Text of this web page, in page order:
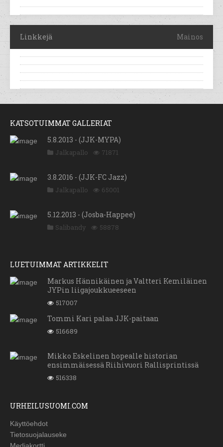
Linkkejä Mainos
KATSOTUIMMAT GALLERIAT
5.8.2013 - (JJK-MYPA)
Jalkapallo 71871
3.8.2016 - (JJK-FC Jazz)
Jalkapallo 65001
5.12.2013 - (Josba-Happee)
Salibandy 58878
LUETUIMMAT ARTIKKELIT
Markus Hännikäinen ja Valtteri Kemiläinen
JYPin liigajoukkueeseen
517007
Tommi Kari palaa JJK-paitaan
516689
Mikko Eskelinen hopealle historian
ensimmäisessä Riihivuori Rallisprintissä
516338
URHEILUSUOMI.COM
Käyttöehdot
Tietosuojalauseke